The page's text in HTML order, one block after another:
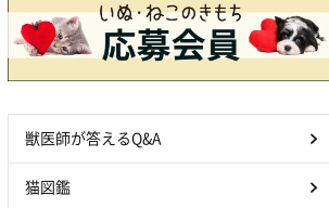
獣医師が答えるQ&A
猫図鑑